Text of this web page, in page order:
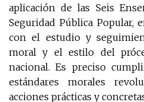
aplicación de las Seis
Seguridad Pública Popular,
con el estudio y
moral y el estilo del
nacional. Es preciso
estándares morales
acciones prácticas y